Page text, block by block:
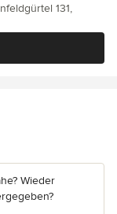
131,
Wieder